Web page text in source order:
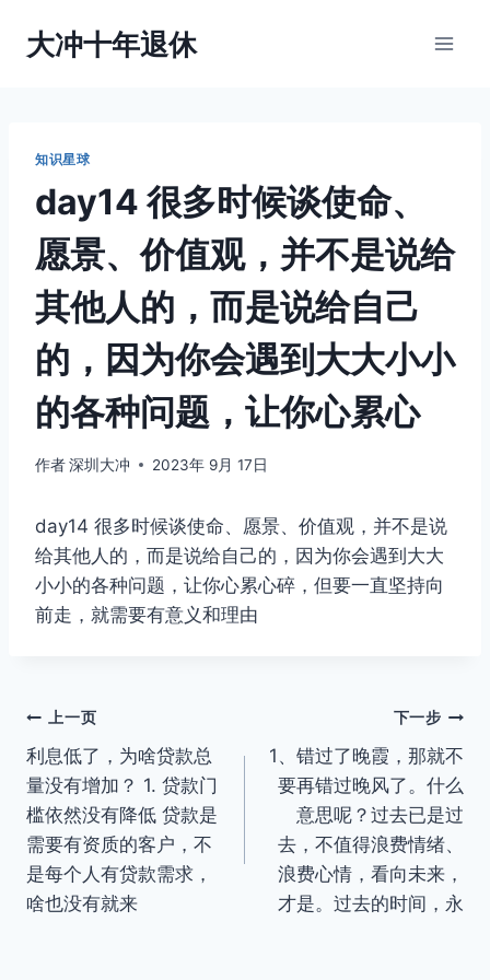
大冲十年退休
知识星球
day14 很多时候谈使命、
愿景、价值观，并不是说给
其他人的，而是说给自己
的，因为你会遇到大大小小
的各种问题，让你心累心
作者深圳大冲 2023年 9月 17日
day14 很多时候谈使命、愿景、价值观，并不是说
给其他人的，而是说给自己的，因为你会遇到大大
小小的各种问题，让你心累心碎，但要一直坚持向
前走，就需要有意义和理由
文
章
导
航
上一页
利息低了，为啥贷款总
量没有增加？ 1. 贷款门
槛依然没有降低 贷款是
需要有资质的客户，不
是每个人有贷款需求，
啥也没有就来
下一步
1、错过了晚霞，那就不
要再错过晚风了。什么
意思呢？过去已是过
去，不值得浪费情绪、
浪费心情，看向未来，
才是。过去的时间，永